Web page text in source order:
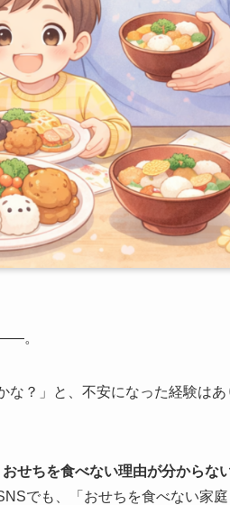
。
な？」と、不安になった経験はあ
おせちを食べない理由が分からな
でも、「おせちを食べない家